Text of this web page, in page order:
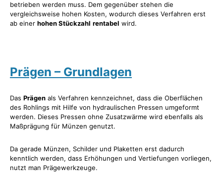
betrieben werden muss. Dem gegenüber stehen die
vergleichsweise hohen Kosten, wodurch dieses Verfahren erst
ab einer hohen Stückzahl rentabel wird.
Prägen – Grundlagen
Das Prägen als Verfahren kennzeichnet, dass die Oberflächen
des Rohlings mit Hilfe von hydraulischen Pressen umgeformt
werden. Dieses Pressen ohne Zusatzwärme wird ebenfalls als
Maßprägung für Münzen genutzt.
Da gerade Münzen, Schilder und Plaketten erst dadurch
kenntlich werden, dass Erhöhungen und Vertiefungen vorliegen,
nutzt man Prägewerkzeuge.